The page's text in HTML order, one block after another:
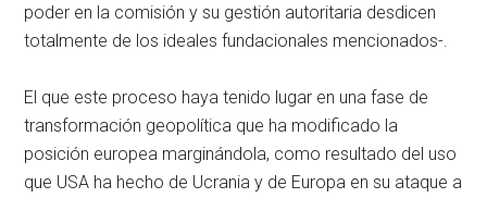
poder en la comisión y su gestión autoritaria desdicen
totalmente de los ideales fundacionales mencionados-.
El que este proceso haya tenido lugar en una fase de
transformación geopolítica que ha modificado la
posición europea marginándola, como resultado del uso
que USA ha hecho de Ucrania y de Europa en su ataque a